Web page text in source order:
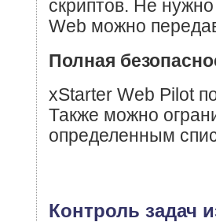
скриптов. Не
Web можно
Полная
xStarter Web Pilot
Также можно
определенным
Контроль задач